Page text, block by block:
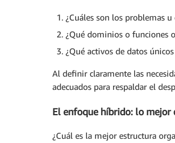
¿Cuáles son los problemas
¿Qué dominios o funciones
¿Qué activos de datos
Al definir claramente las
adecuados para respaldar el
El enfoque híbrido: lo mejor
¿Cuál es la mejor estructura